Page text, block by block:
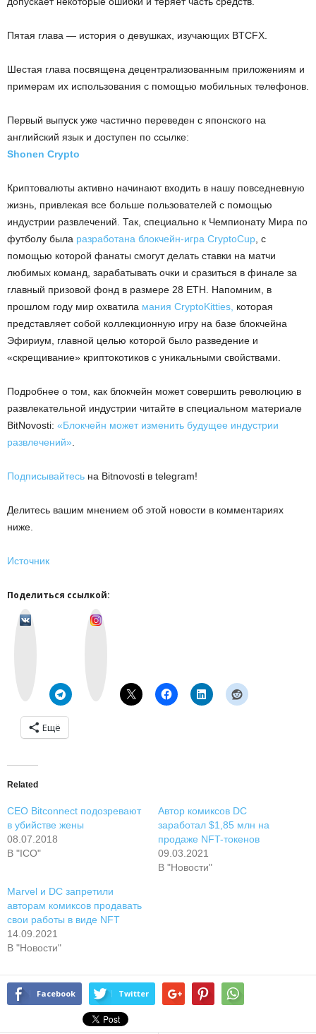
Пятая глава — история о девушках, изучающих BTCFX.
Шестая глава посвящена децентрализованным приложениям и
примерам их использования с помощью мобильных телефонов.
Первый выпуск уже частично переведен с японского на
английский язык и доступен по ссылке:
Shonen Crypto
Криптовалюты активно начинают входить в нашу повседневную
жизнь, привлекая все больше пользователей с помощью
индустрии развлечений. Так, специально к Чемпионату Мира по
футболу была разработана блокчейн-игра CryptoCup , с
помощью которой фанаты смогут делать ставки на матчи
любимых команд, зарабатывать очки и сразиться в финале за
главный призовой фонд в размере 28 ETH. Напомним, в
прошлом году мир охватила мания CryptoKitties, которая
представляет собой коллекционную игру на базе блокчейна
Эфириум, главной целью которой было разведение и
«скрещивание» криптокотиков с уникальными свойствами.
Подробнее о том, как блокчейн может совершить революцию в
развлекательной индустрии читайте в специальном материале
BitNovosti: «Блокчейн может изменить будущее индустрии
развлечений»
Подписывайтесь на Bitnovosti в telegram!
Делитесь вашим мнением об этой новости в комментариях
ниже.
Источник
Поделиться ссылкой:
Ещё
Related
CEO Bitconnect подозревают
в убийстве жены
08.07.2018
В "ICO"
Автор комиксов DC
заработал $1,85 млн на
продаже NFT-токенов
09.03.2021
В "Новости"
Marvel и DC запретили
авторам комиксов продавать
свои работы в виде NFT
14.09.2021
В "Новости"
Facebook Twitter